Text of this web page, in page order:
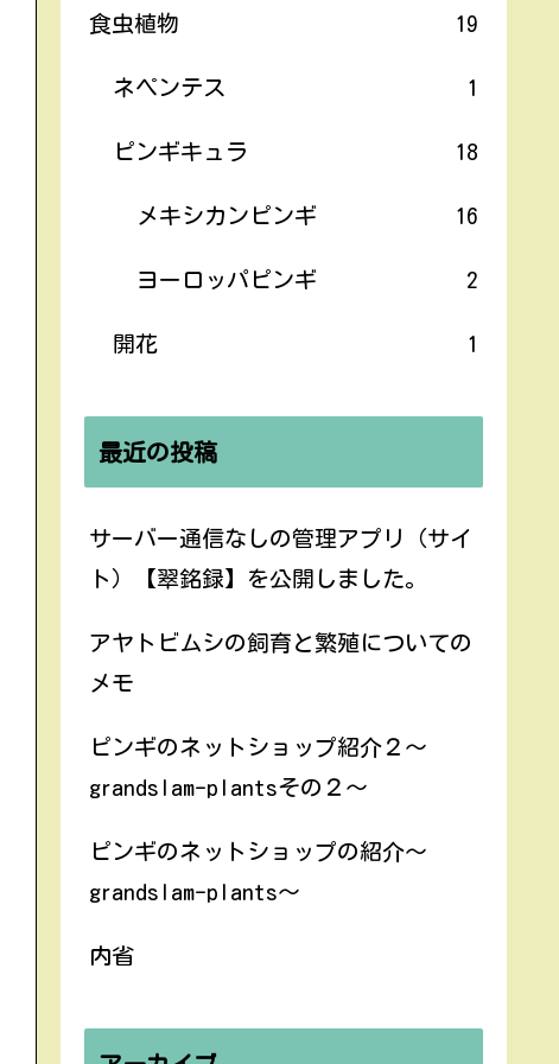
食虫植物 19
ネペンテス 1
ピンギキュラ 18
メキシカンピンギ 16
ヨーロッパピンギ 2
開花 1
最近の投稿
サーバー通信なしの管理アプリ（サイ
ト）【翠銘録】を公開しました。
アヤトビムシの飼育と繁殖についての
メモ
ピンギのネットショップ紹介２〜
grandslam-plantsその２〜
ピンギのネットショップの紹介〜
grandslam-plants〜
内省